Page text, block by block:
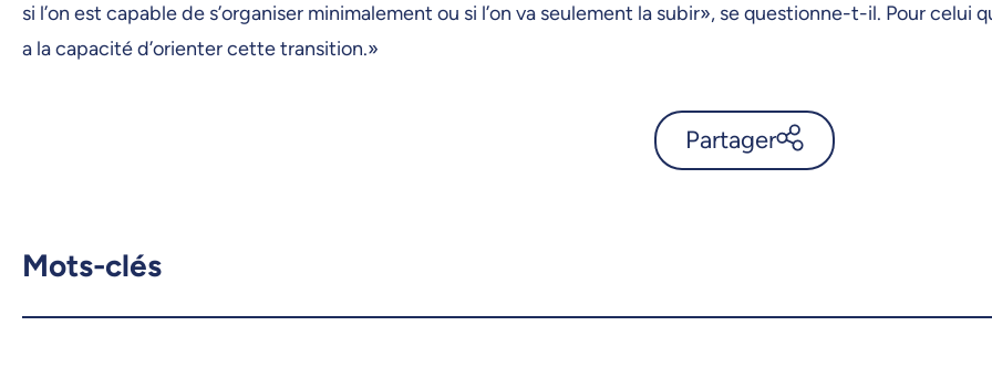
si l’on est capable de s’organiser minimalement ou si l’on va seulement la subir», se questionne-t-il. Pour
a la capacité d’orienter cette transition.»
Partager
Mots-clés